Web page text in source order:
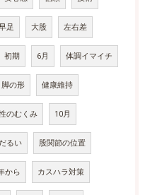
足 大股 左右差
初期 6月 体調イマイチ
脚の形 健康維持
のむくみ 10月
るい 股関節の位置
から カスハラ対策